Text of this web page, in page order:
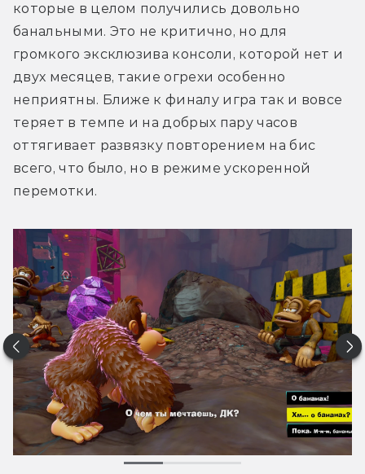
которые в целом получились довольно
банальными. Это не критично, но для
громкого эксклюзива консоли, которой нет и
двух месяцев, такие огрехи особенно
неприятны. Ближе к финалу игра так и вовсе
теряет в темпе и на добрых пару часов
оттягивает развязку повторением на бис
всего, что было, но в режиме ускоренной
перемотки.